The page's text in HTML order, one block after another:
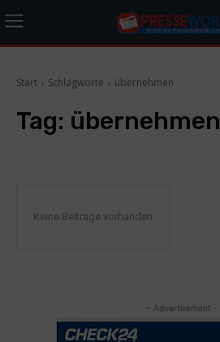
Start Schlagworte übernehmen
Tag: übernehmen
Keine Beiträge vorhanden
- Advertisement -